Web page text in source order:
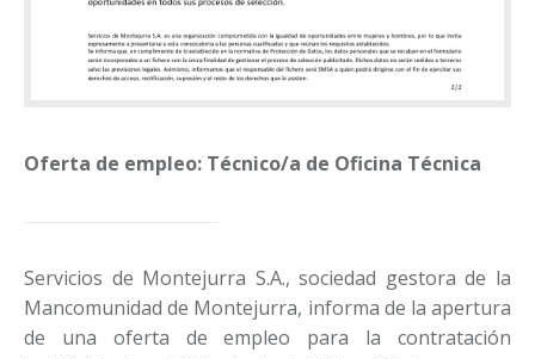
Oferta de empleo: Técnico/a de Oficina Técnica
Servicios de Montejurra S.A., sociedad gestora de la
Mancomunidad de Montejurra, informa de la apertura
de una oferta de empleo para la contratación